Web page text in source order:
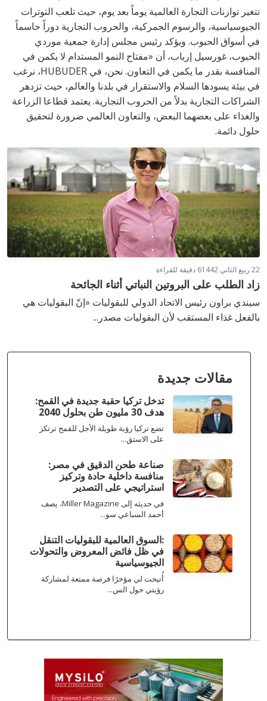
تتغير توازنات التجارة العالمية يوماً بعد يوم، حيث تلعب التوترات
الجيوسياسية، والرسوم الجمركية، والحروب التجارية دوراً حاسماً
في أسواق الحبوب. ويؤكد رئيس مجلس إدارة جمعية موردي
الحبوب، غورسيل إرباب، أن «مفتاح النمو المستدام لا يكمن في
المنافسة بقدر ما يكمن في التعاون. نحن، في HUBUDER، نرغب
في بيئة يسودها السلام والاستقرار في بلدنا والعالم، حيث تزدهر
الشراكات التجارية بدلاً من الحروب التجارية. يعتمد قطاعا الزراعة
والغذاء على بعضهما البعض، والتعاون العالمي ضرورة لتحقيق
حلول دائمة.
22 ربيع الثاني 1442 6 دقيقة للقراءة
زاد الطلب على البروتين النباتي أثناء الجائحة
سيندي براون رئيس الاتحاد الدولي للبقوليات «إنّ البقوليات هي
بالفعل غذاء المستقب لأن البقوليات مصدر...
مقالات جديدة
تدخل تركيا حقبة جديدة في القمح:
هدف 30 مليون طن بحلول 2040
تضع تركيا رؤية طويلة الأجل للقمح ترتكز
على الاستق...
صناعة طحن الدقيق في مصر:
منافسة داخلية حادة وتركيز
استراتيجي على التصدير
في حديثه إلى Miller Magazine، يصف
أحمد السباعي سو...
:السوق العالمية للبقوليات التنقل
في ظل فائض المعروض والتحولات
الجيوسياسية
أُتيحت لي مؤخرًا فرصة ممتعة لمشاركة
رؤيتي حول الس...